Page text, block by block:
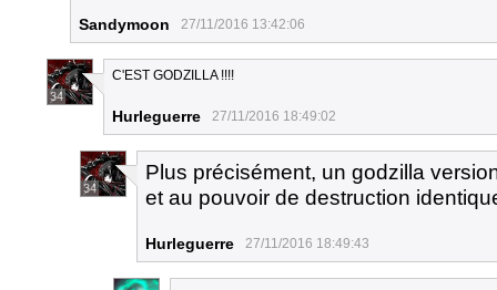
Sandymoon 27/11/2016 13:42:06
34
C'EST GODZILLA !!!!
Hurleguerre 27/11/2016 18:49:02
34
Plus précisément, un godzilla
et au pouvoir de destruction
Hurleguerre 27/11/2016 18:49:43